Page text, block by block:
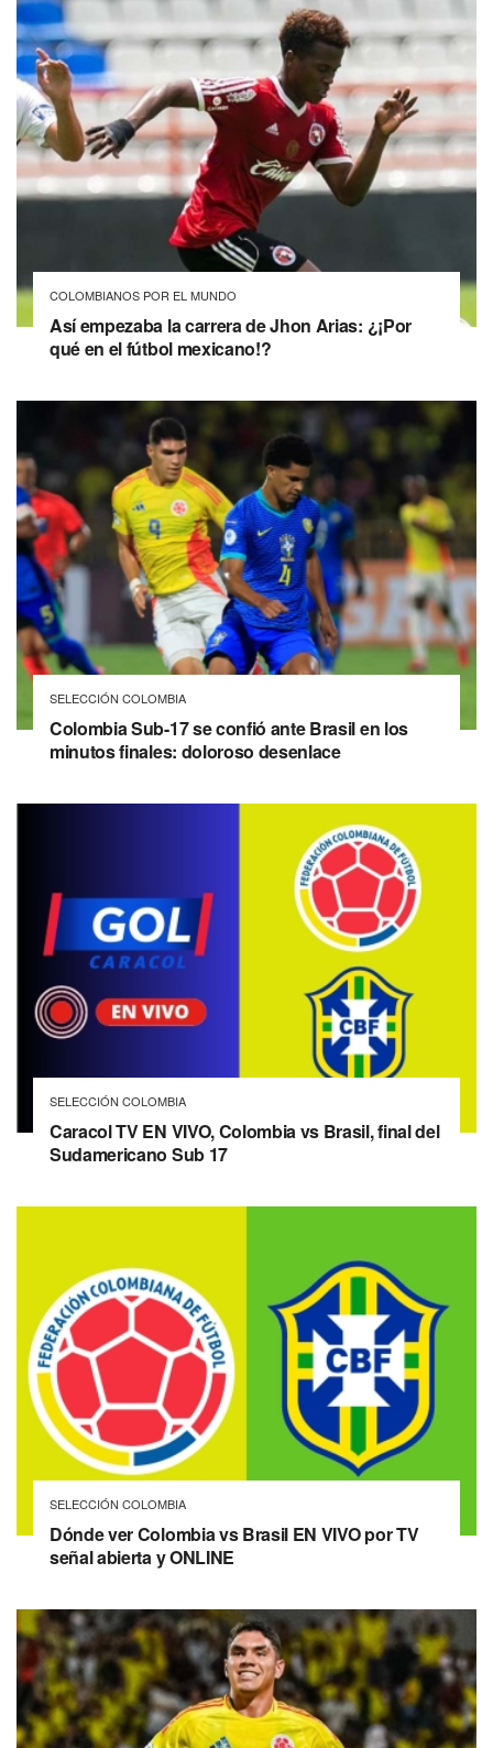
COLOMBIANOS POR EL MUNDO
Así empezaba la carrera de Jhon Arias: ¿¡Por
qué en el fútbol mexicano!?
SELECCIÓN COLOMBIA
Colombia Sub-17 se confió ante Brasil en los
minutos finales: doloroso desenlace
SELECCIÓN COLOMBIA
Caracol TV EN VIVO, Colombia vs Brasil, final del
Sudamericano Sub 17
SELECCIÓN COLOMBIA
Dónde ver Colombia vs Brasil EN VIVO por TV
señal abierta y ONLINE